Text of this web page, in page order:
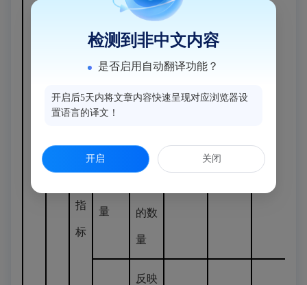
指
标
(乡
镇)
层面
长者
食
量
镇)
长者
的数
量
≥2 ≥1
反映
检测到非中文内容
是否启用自动翻译功能？
开启后5天内将文章内容快速呈现对应浏览器设
置语言的译文！
开启 关闭